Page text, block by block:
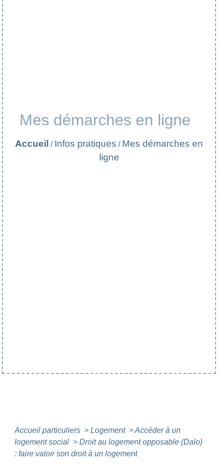
Mes démarches en ligne
Accueil / Infos pratiques / Mes démarches en
ligne
Accueil particuliers > Logement >Accéder à un
logement social > Droit au logement opposable (Dalo)
: faire valoir son droit à un logement